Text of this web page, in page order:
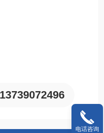
一次性清洁优势，提供 1/4
元管路系统。
13739072496
电话咨询